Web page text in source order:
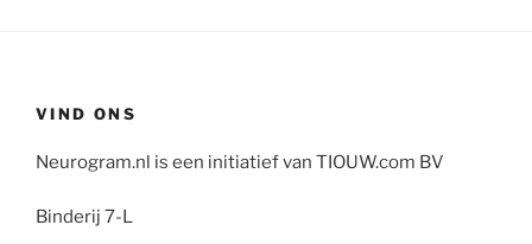
VIND ONS
Neurogram.nl is een initiatief van TIOUW.com BV
Binderij 7-L